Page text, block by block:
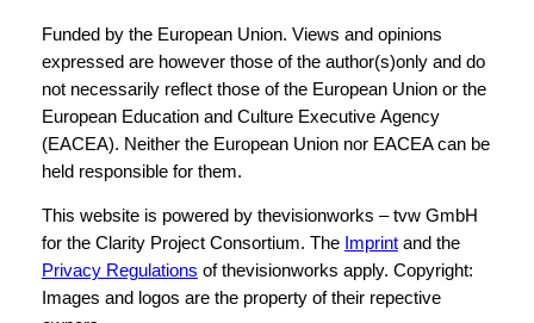
Funded by the European Union. Views and opinions
expressed are however those of the author(s)only and do
not necessarily reflect those of the European Union or the
European Education and Culture Executive Agency
(EACEA). Neither the European Union nor EACEA can be
held responsible for them.
This website is powered by thevisionworks – tvw GmbH
for the Clarity Project Consortium. The Imprintand the
Privacy Regulations of thevisionworks apply. Copyright:
Images and logos are the property of their repective